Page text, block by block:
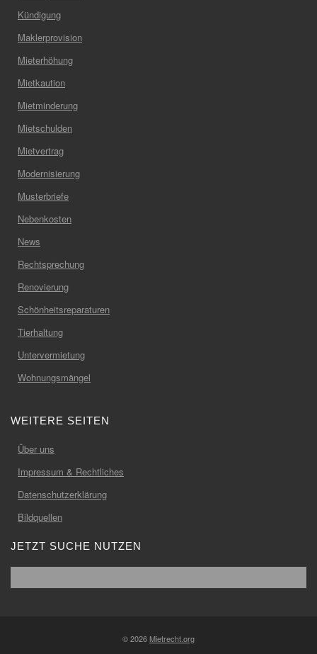
Kündigung
Maklerprovision
Mieterhöhung
Mietkaution
Mietminderung
Mietschulden
Mietvertrag
Modernisierung
Musterbriefe
Nebenkosten
News
Rechtsprechung
Renovierung
Schönheitsreparaturen
Tierhaltung
Untervermietung
Wohnungsmängel
WEITERE SEITEN
Über uns
Impressum & Rechtliches
Datenschutzerklärung
Bildquellen
JETZT SUCHE NUTZEN
© 2026 Mietrecht.org